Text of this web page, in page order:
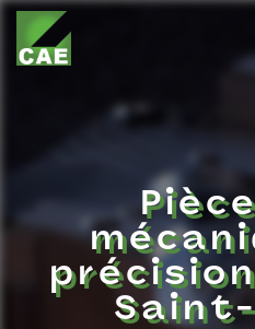
Panneau de gestion des